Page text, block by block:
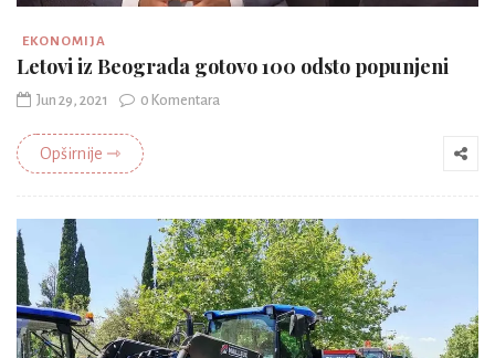
EKONOMIJA
Letovi iz Beograda gotovo 100 odsto popunjeni
Jun 29, 2021 0 Komentara
Opširnije ⇾